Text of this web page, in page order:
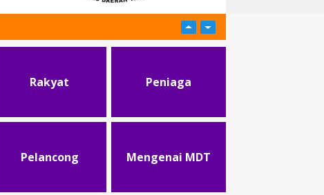
Rakyat Peniaga
Pelancong Mengenai MDT